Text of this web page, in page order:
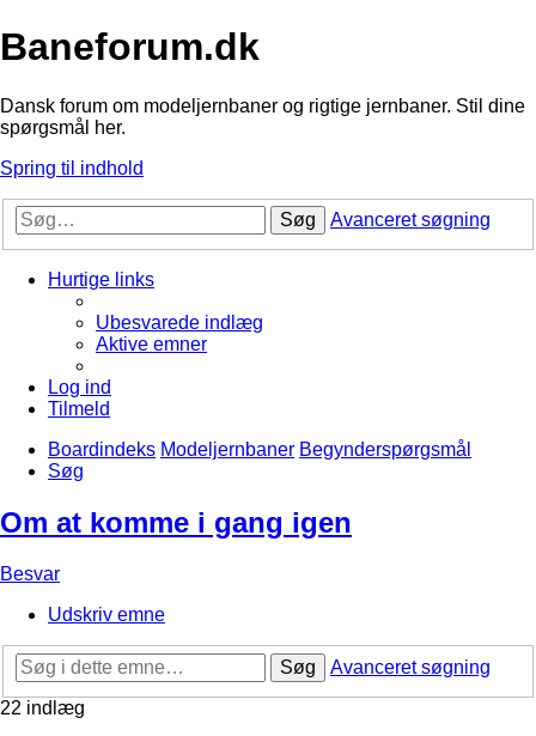
Baneforum.dk
Dansk forum om modeljernbaner og rigtige jernbaner. Stil dine
spørgsmål her.
Spring til indhold
Søg Avanceret søgning
Hurtige links
Ubesvarede indlæg
Aktive emner
Log ind
Tilmeld
Boardindeks Modeljernbaner Begynderspørgsmål
Søg
Om at komme i gang igen
Besvar
Udskriv emne
Søg
Avanceret søgning
22 indlæg